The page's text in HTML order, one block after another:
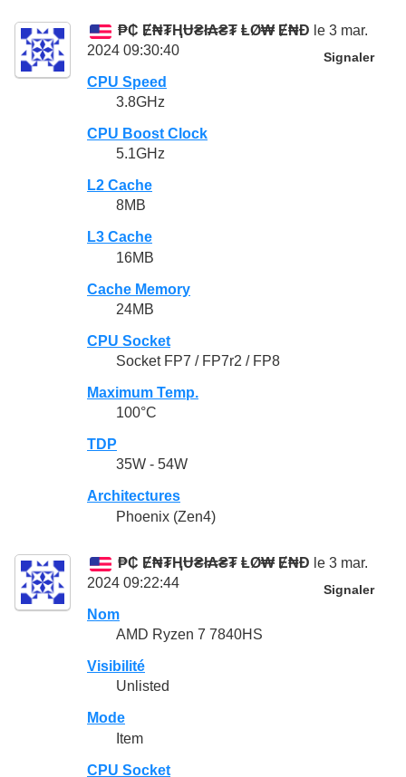
₱₵ Ɇ₦₮ⱧɄ₴ł₳₴₮ ⱠØ₩ Ɇ₦Đ le 3 mar.
2024 09:30:40
Signaler
CPU Speed
3.8GHz
CPU Boost Clock
5.1GHz
L2 Cache
8MB
L3 Cache
16MB
Cache Memory
24MB
CPU Socket
Socket FP7 / FP7r2 / FP8
Maximum Temp.
100°C
TDP
35W - 54W
Architectures
Phoenix (Zen4)
₱₵ Ɇ₦₮ⱧɄ₴ł₳₴₮ ⱠØ₩ Ɇ₦Đ le 3 mar.
2024 09:22:44
Signaler
Nom
AMD Ryzen 7 7840HS
Visibilité
Unlisted
Mode
Item
CPU Socket